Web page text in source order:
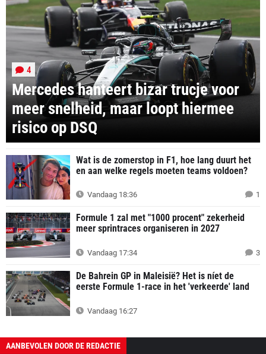
Mercedes hanteert bizar trucje voor
meer snelheid, maar loopt hiermee
risico op DSQ
4
Wat is de zomerstop in F1, hoe lang duurt het
en aan welke regels moeten teams voldoen?
Vandaag 18:36 1
Formule 1 zal met "1000 procent" zekerheid
meer sprintraces organiseren in 2027
Vandaag 17:34 3
De Bahrein GP in Maleisië? Het is níet de
eerste Formule 1-race in het 'verkeerde' land
Vandaag 16:27
AANBEVOLEN DOOR DE REDACTIE